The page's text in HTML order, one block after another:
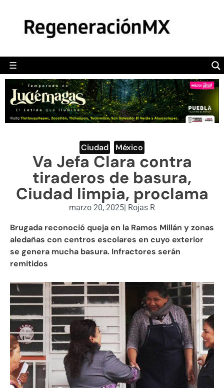
☰
POLÍTICA
CAMALEÓN
OPINIÓN
DEPORTES
ENGLISH SECTION
VIDEOS
Ciudad México
Va Jefa Clara contra
tiraderos de basura,
Ciudad limpia, proclama
marzo 20, 2025| Rojas R
Brugada reconoció queja en la Ramos Millán y zonas
aledañas con centros escolares en cuyo exterior
se genera mucha basura. Infractores serán
remitidos